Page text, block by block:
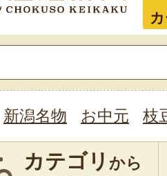
新潟名物 お中元 枝
カテゴリ から